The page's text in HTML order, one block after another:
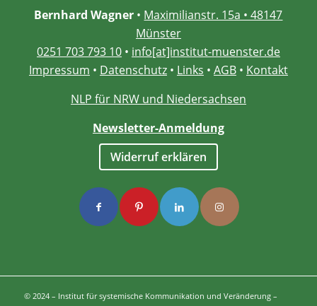
Bernhard Wagner • Maximilianstr. 15a • 48147
Münster
0251 703 793 10• info[at]institut-muenster.de
Impressum • Datenschutz• Links • AGB• Kontakt
NLP für NRW und Niedersachsen
Newsletter-Anmeldung
Widerruf erklären
© 2024 – Institut für systemische Kommunikation und Veränderung –